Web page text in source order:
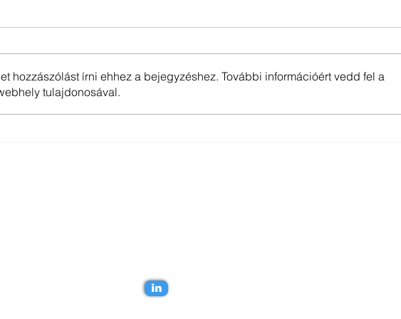
Revitben
PlanDoc & Revizto
hozzászólást írni ehhez a bejegyzéshez. További információért vedd fel a
tulajdonosával.
in